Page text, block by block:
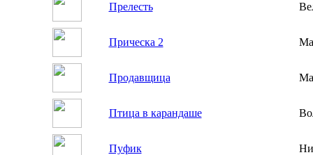
Прелесть
Прическа 2
Продавщица
Птица в карандаше
Пуфик